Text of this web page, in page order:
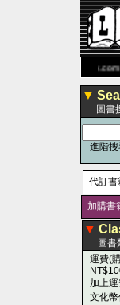
www.leaderbook.com.tw
▼
圖書
- 進階
代訂書
加購書
▼
圖書
運費(
加上
文化